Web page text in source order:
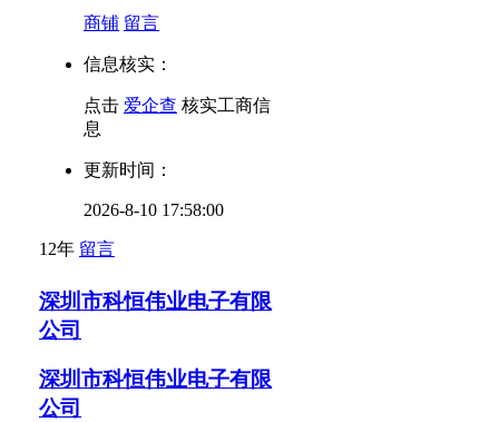
商铺 留言
信息核实：
点击 爱企查 核实工商信
息
更新时间：
2026-8-10 17:58:00
12年 留言
深圳市科恒伟业电子有限
公司
深圳市科恒伟业电子有限
公司